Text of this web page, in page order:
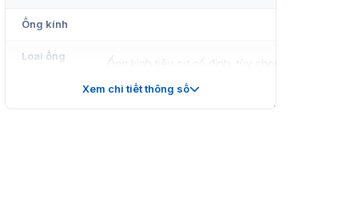
Ống kính
Loại ống
Ống kính tiêu cự cố định, tùy chọn 2.8, 4 và 6 mm
2,8 mm, FOV ngang 107°, FOV dọc 56°, FOV chéo
Xem chi tiết thông số